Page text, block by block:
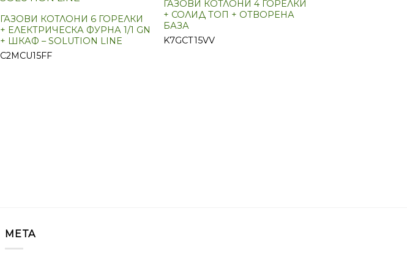
ГАЗОВИ КОТЛОНИ 6 ГОРЕЛКИ
+ ЕЛЕКТРИЧЕСКА ФУРНА 1/1 GN
+ ШКАФ – SOLUTION LINE
C2MCU15FF
ГАЗОВИ КОТЛОНИ 4 ГОРЕЛКИ
+ СОЛИД ТОП + ОТВОРЕНА
БАЗА
K7GCT15VV
META